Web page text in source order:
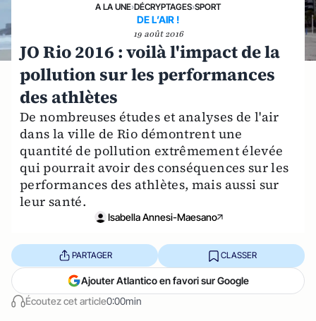
A LA UNE›DÉCRYPTAGES›SPORT
DE L’AIR !
19 août 2016
JO Rio 2016 : voilà l'impact de la
pollution sur les performances
des athlètes
De nombreuses études et analyses de l'air
dans la ville de Rio démontrent une
quantité de pollution extrêmement élevée
qui pourrait avoir des conséquences sur les
performances des athlètes, mais aussi sur
leur santé.
Isabella Annesi-Maesano
Écoutez cet article0:00min
PARTAGER CLASSER
Ajouter Atlantico en favori sur Google